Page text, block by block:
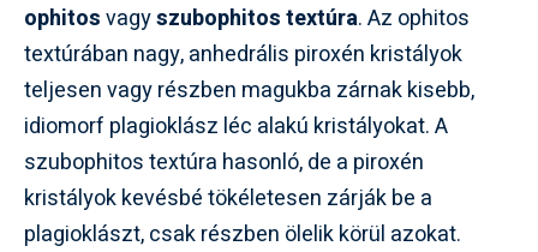
ophitosvagyszubophitos textúra. Az ophitos
textúrában nagy, anhedrális piroxén kristályok
teljesen vagy részben magukba zárnak kisebb,
idiomorf plagioklász léc alakú kristályokat. A
szubophitos textúra hasonló, de a piroxén
kristályok kevésbé tökéletesen zárják be a
plagioklászt, csak részben ölelik körül azokat.